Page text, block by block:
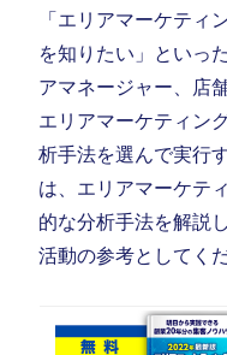
「エリアマーケティ
を知りたい」といっ
アマネージャー、店
エリアマーケティン
析手法を選んで実行
は、エリアマーケテ
的な分析手法を解説
活動の参考としてくだ